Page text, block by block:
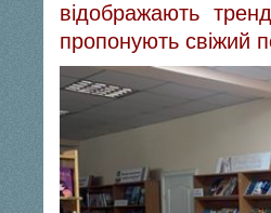
відображають
пропонують свіжий